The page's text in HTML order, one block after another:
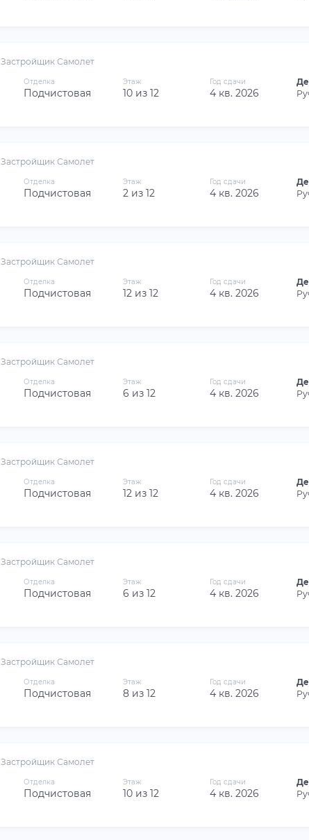
Застройщик Самолет
Отделка
Подчистовая
Этаж
10 из 12
Год сдачи
4 кв. 2026
Застройщик Самолет
Отделка
Подчистовая
Этаж
2 из 12
Год сдачи
4 кв. 2026
Застройщик Самолет
Отделка
Подчистовая
Этаж
12 из 12
Год сдачи
4 кв. 2026
Застройщик Самолет
Отделка
Подчистовая
Этаж
6 из 12
Год сдачи
4 кв. 2026
Застройщик Самолет
Отделка
Подчистовая
Этаж
12 из 12
Год сдачи
4 кв. 2026
Застройщик Самолет
Отделка
Подчистовая
Этаж
6 из 12
Год сдачи
4 кв. 2026
Застройщик Самолет
Отделка
Подчистовая
Этаж
8 из 12
Год сдачи
4 кв. 2026
Застройщик Самолет
Отделка
Подчистовая
Этаж
10 из 12
Год сдачи
4 кв. 2026